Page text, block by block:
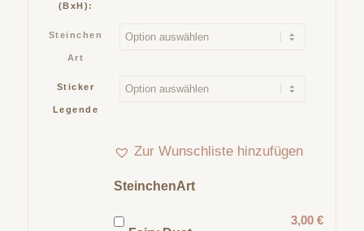
(BxH):
Steinchen
Art
Sticker
Legende
Zur Wunschliste hinzufügen
SteinchenArt
3,00 €